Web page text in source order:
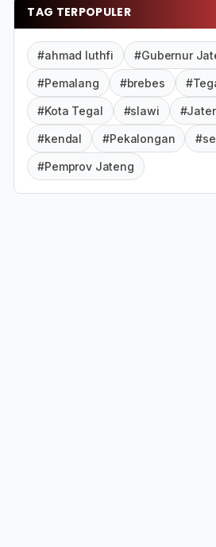
TAG TERPOPULER
#ahmad luthfi #Gubernur
#Pemalang #brebes
#Kota Tegal #slawi
#kendal #Pekalongan
#Pemprov Jateng